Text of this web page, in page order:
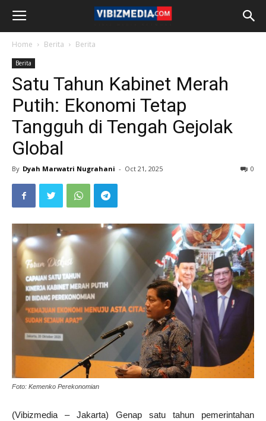
Home Berita Berita
Berita
Satu Tahun Kabinet Merah
Putih: Ekonomi Tetap
Tangguh di Tengah Gejolak
Global
By Dyah Marwatri Nugrahani - Oct 21, 2025 0
Foto: Kemenko Perekonomian
(Vibizmedia – Jakarta) Genap satu tahun pemerintahan